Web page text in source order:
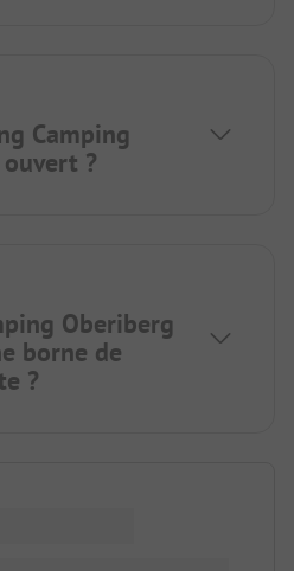
Camping
?
Oberiberg
borne de
?